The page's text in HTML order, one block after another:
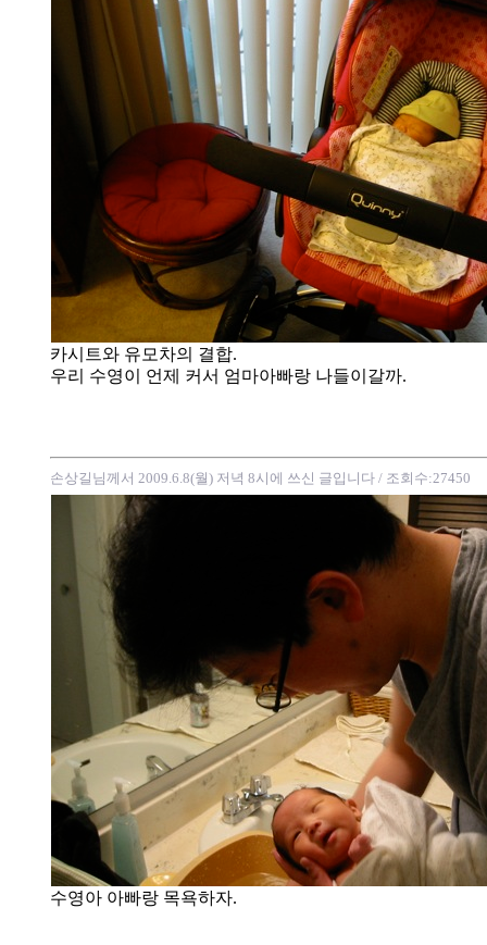
카시트와 유모차의 결합.
우리 수영이 언제 커서 엄마아빠랑 나들이갈까.
손상길님께서 2009.6.8(월) 저녁 8시에 쓰신 글입니다 / 조회수:27450
수영아 아빠랑 목욕하자.